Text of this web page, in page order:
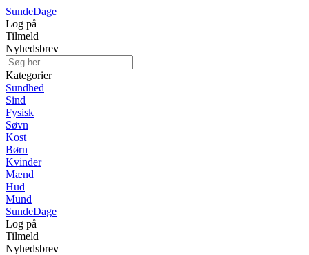
SundeDage
Log på
Tilmeld
Nyhedsbrev
Kategorier
Sundhed
Sind
Fysisk
Søvn
Kost
Børn
Kvinder
Mænd
Hud
Mund
SundeDage
Log på
Tilmeld
Nyhedsbrev